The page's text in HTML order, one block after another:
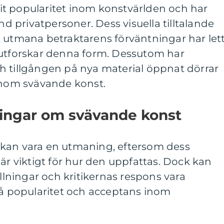
popularitet inom konstvärlden och har
privatpersoner. Dess visuella tilltalande
betraktarens förväntningar har
denna form. Dessutom har
tillgången på nya material öppnat dörrar
svävande konst.
om svävande konst
vara en utmaning, eftersom dess
viktigt för hur den uppfattas. Dock kan
och kritikernas respons vara
popularitet och acceptans inom